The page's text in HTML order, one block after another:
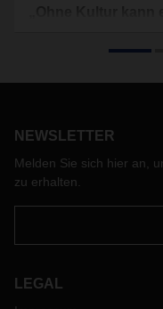
zahlreiche aktuelle
Schutz gegen die
NEWSLETTER
Melden Sie sich hier an,
zu erhalten.
LEGAL